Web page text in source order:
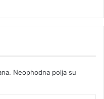
Neophodna polja su